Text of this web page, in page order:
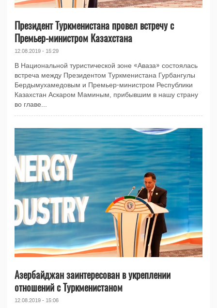
Президент Туркменистана провел встречу с
Премьер-министром Казахстана
12.08.2019 - 15:29
В Национальной туристической зоне «Аваза» состоялась
встреча между Президентом Туркменистана Гурбангулы
Бердымухамедовым и Премьер-министром Республики
Казахстан Аскаром Маминым, прибывшим в нашу страну
во главе...
Азербайджан заинтересован в укреплении
отношений с Туркменистаном
12.08.2019 - 15:06